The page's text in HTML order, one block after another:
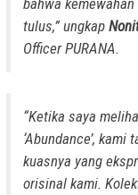
tulus,” ungkap
Officer PURANA.
“Ketika saya
‘Abundance’,
kuasnya yang
orisinal kami.